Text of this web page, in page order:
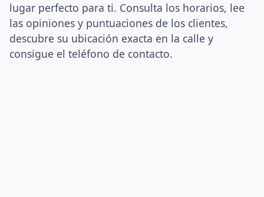
lugar perfecto para ti. Consulta los horarios, lee
las opiniones y puntuaciones de los clientes,
descubre su ubicación exacta en la calle y
consigue el teléfono de contacto.